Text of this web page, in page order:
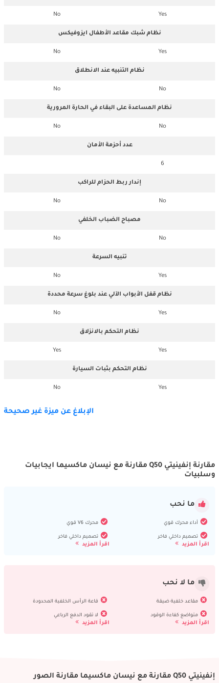
Yes
No
نظام شبك مقاعد الأطفال ايزوفيكس
Yes
No
نظام التنبيه عند الانطلاق
No
No
نظام المساعدة على البقاء في الحارة المرورية
No
No
عدد أحزمة الأمان
6
إندار ربط الحزام للراكب
No
No
مصباح الضباب الخلفي
No
No
تنبيه السرعة
Yes
No
نظام قفل الأبواب الآلي عند بلوغ سرعة محددة
Yes
No
نظام التحكم بالانزلاق
Yes
Yes
نظام التحكم بثبات السيارة
Yes
No
الإبلاغ عن ميزة غير صحيحة
مقارنة إنفينيتي Q50 مقارنة مع نيسان ماكسيما ايجابيات
وسلبيات
ما نحب
أداء محرك قوي
تصميم داخلي فاخر
اقرأ المزيد
محرك V6 قوي
تصميم داخلي فاخر
اقرأ المزيد
ما لا نحب
مقاعد خلفية ضيقة
متواضع كفاءة الوقود
اقرأ المزيد
قاعة الرأس الخلفية المحدودة
لا تقود الدفع الرباعي
اقرأ المزيد
إنفينيتي Q50 مقارنة مع نيسان ماكسيما مقارنة الصور